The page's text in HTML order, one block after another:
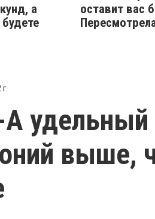
а
оставит вас
удельный
выше,